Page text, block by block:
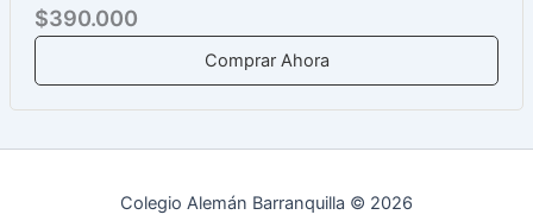
$390.000
Comprar Ahora
Colegio Alemán Barranquilla © 2026